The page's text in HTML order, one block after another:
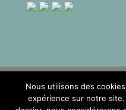
Nous utilisons des
expérience sur notre